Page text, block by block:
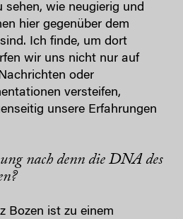
sehen, wie neugierig und
hier gegenüber dem
Ich finde, um dort
wir uns nicht nur auf
oder
versteifen,
unsere Erfahrungen
nach denn die DNA des
Bozen ist zu einem